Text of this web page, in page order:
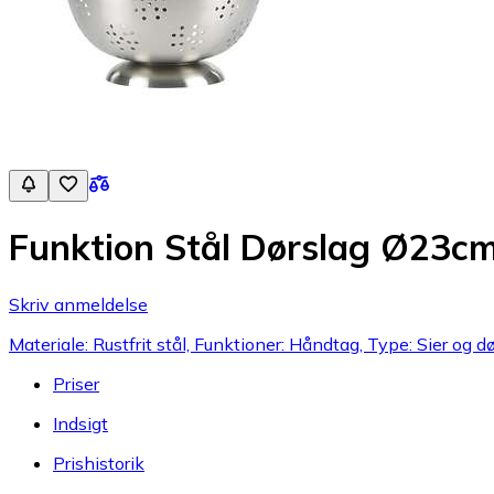
Funktion Stål Dørslag
Skriv anmeldelse
Materiale: Rustfrit stål, Funktioner: Håndtag, Type: Sier og
Priser
Indsigt
Prishistorik